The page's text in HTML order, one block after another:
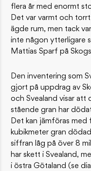
flera år med enormt
Det var varmt och
ägde rum, men tack
inte någon ytterligare
Mattias Sparf på
Den inventering som
gjort på uppdrag av
och Svealand visar att
stående gran har
Det kan jämföras
kubikmeter gran
siffran låg på över 8
har skett i Svealand,
i östra Götaland (se